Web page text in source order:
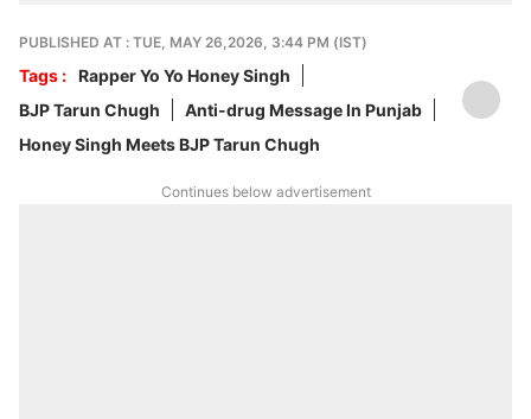
PUBLISHED AT : TUE, MAY 26,2026, 3:44 PM (IST)
Tags : Rapper Yo Yo Honey Singh
BJP Tarun Chugh
Anti-drug Message In Punjab
Honey Singh Meets BJP Tarun Chugh
Continues below advertisement